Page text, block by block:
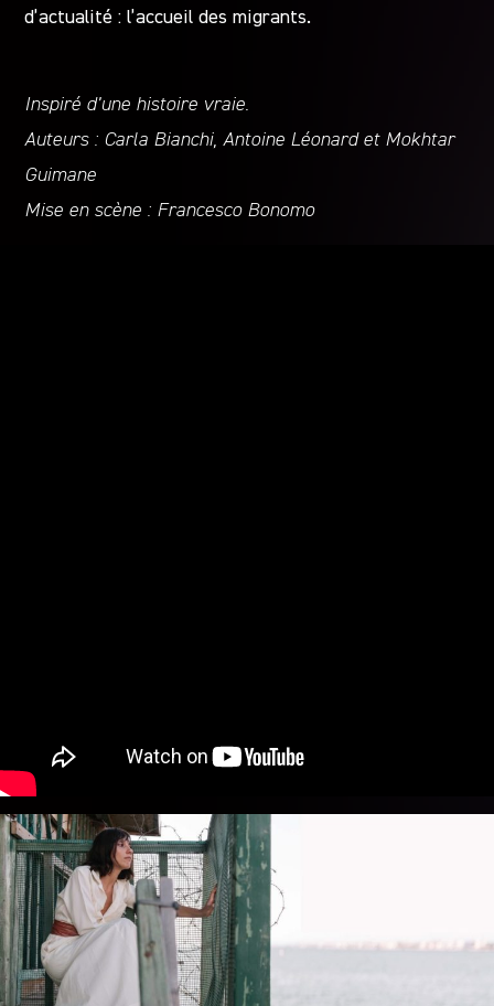
d’actualité : l’accueil des migrants.
Inspiré d’une histoire vraie.
Auteurs : Carla Bianchi, Antoine Léonard et Mokhtar
Guimane
Mise en scène : Francesco Bonomo